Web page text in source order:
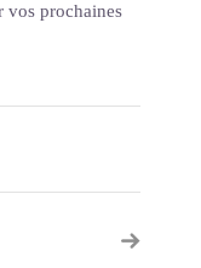
vos prochaines